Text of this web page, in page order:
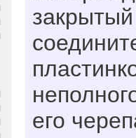
закрытый
его